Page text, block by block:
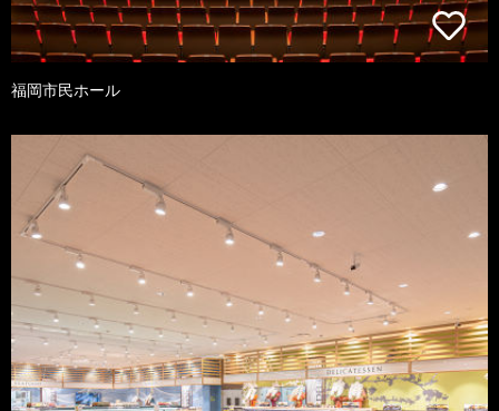
福岡市民ホール